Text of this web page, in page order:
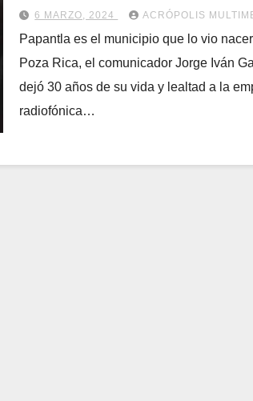
6 MARZO, 2024 ACRÓPOLIS
Papantla es el municipio que lo vio
Poza Rica, el comunicador Jorge Iván
dejó 30 años de su vida y lealtad a la
radiofónica…